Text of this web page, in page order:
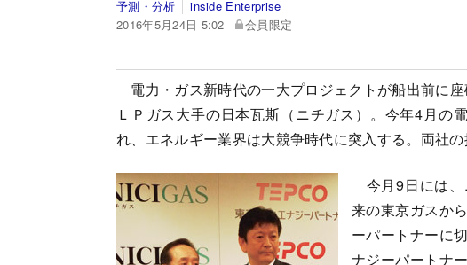
予測・分析
inside Enterprise
2016年5月24日 5:02
会員限定
電力・ガス新時代の一大プロジェクトが船出前に
ＬＰガス大手の日本瓦斯（ニチガス）。今年4月の
れ、エネルギー業界は大競争時代に突入する。両社
今月9日には、
来の東京ガスか
ーパートナーに
ナジーパートナ